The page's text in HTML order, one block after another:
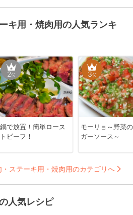
キ用・焼肉用の人気ランキ
2位
鍋で放置！簡単ロース
トビーフ！
3位
モーリョ～野菜
ガーソース～
ステーキ用・焼肉用のカテゴリへ
人気レシピ